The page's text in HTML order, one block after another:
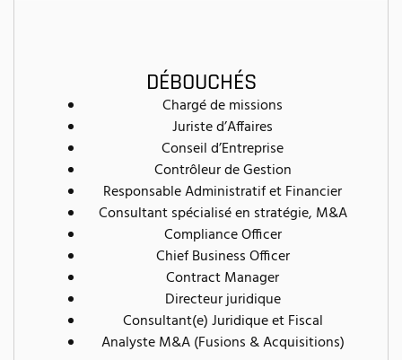
DÉBOUCHÉS
Chargé de missions
Juriste d’Affaires
Conseil d’Entreprise
Contrôleur de Gestion
Responsable Administratif et Financier
Consultant spécialisé en stratégie, M&A
Compliance Officer
Chief Business Officer
Contract Manager
Directeur juridique
Consultant(e) Juridique et Fiscal
Analyste M&A (Fusions & Acquisitions)